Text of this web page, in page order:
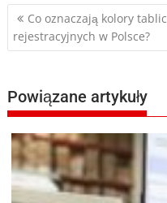
Nawigacja
wpisu
Co oznaczają kolory tablic
rejestracyjnych w Polsce?
Powiązane artykuły